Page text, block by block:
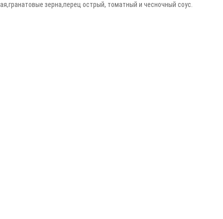
зерна,перец острый, томатный и чесночный соус.